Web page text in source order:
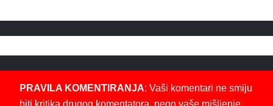
PRAVILA KOMENTIRANJA: Vaši komentari ne smiju